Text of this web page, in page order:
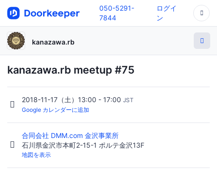
050-5291-
7844
ログイ
ン
kanazawa.rb
kanazawa.rb meetup #75
2018-11-17（土）13:00 - 17:00 JST
Google カレンダーに追加
合同会社 DMM.com 金沢事業所
石川県金沢市本町2-15-1 ポルテ金沢13F
地図を表示